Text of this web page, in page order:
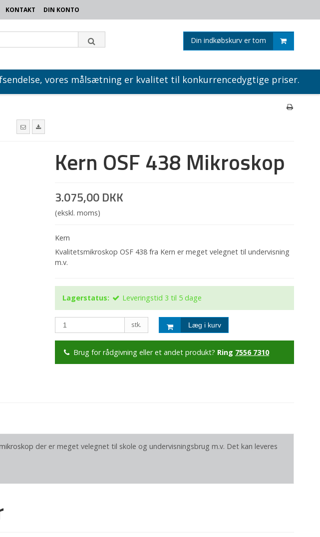
KONTAKT DIN KONTO
Din indkøbskurv er tom
vores målsætning er kvalitet til konkurrencedygtige priser.
Kern OSF 438 Mikroskop
3.075,00 DKK
(ekskl. moms)
Kern
Kvalitetsmikroskop OSF 438 fra Kern er meget velegnet til undervisning
m.v.
Lagerstatus: Leveringstid 3 til 5 dage
stk. Læg i kurv
Brug for rådgivning eller et andet produkt? Ring 7556 7310
der er meget velegnet til skole og undervisningsbrug m.v. Det kan leveres